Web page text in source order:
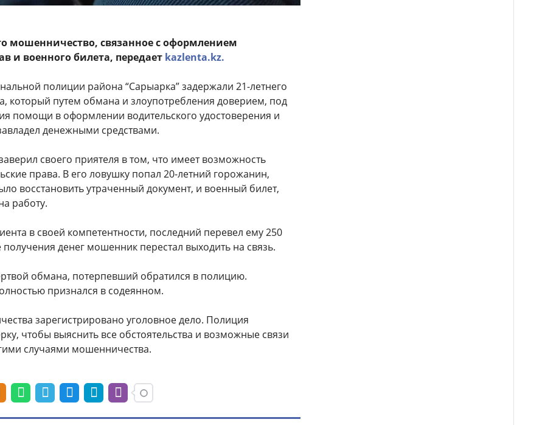
мошенничество, связанное с оформлением
и военного билета, передает kazlenta.kz.
полиции района “Сарыарка” задержали 21-летнего
который путем обмана и злоупотребления доверием, под
помощи в оформлении водительского удостоверения и
денежными средствами.
своего приятеля в том, что имеет возможность
права. В его ловушку попал 20-летний горожанин,
восстановить утраченный документ, и военный билет,
работу.
в своей компетентности, последний перевел ему 250
получения денег мошенник перестал выходить на связь.
обмана, потерпевший обратился в полицию.
признался в содеянном.
зарегистрировано уголовное дело. Полиция
чтобы выяснить все обстоятельства и возможные связи
случаями мошенничества.